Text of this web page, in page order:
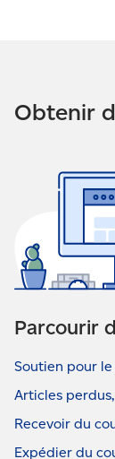
Obtenir
Parcourir
Soutien pour le
Articles
Recevoir du
Expédier du